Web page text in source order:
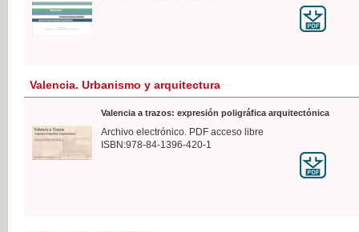
Valencia. Urbanismo y arquitectura
Valencia a trazos: expresión poligráfica arquitectónica
Archivo electrónico. PDF acceso libre
ISBN:978-84-1396-420-1